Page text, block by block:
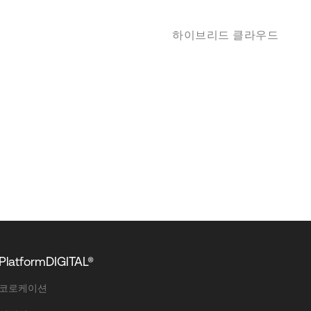
하이브리드 클라우드
PlatformDIGITAL®
코로케이션